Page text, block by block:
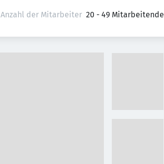
Anzahl der Mitarbeiter 20 - 49 Mitarbeitende